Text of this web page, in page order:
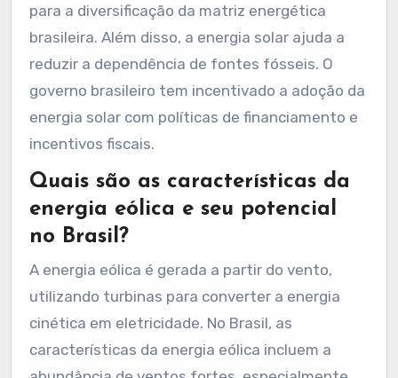
para a diversificação da matriz energética
brasileira. Além disso, a energia solar ajuda a
reduzir a dependência de fontes fósseis. O
governo brasileiro tem incentivado a adoção da
energia solar com políticas de financiamento e
incentivos fiscais.
Quais são as características da
energia eólica e seu potencial
no Brasil?
A energia eólica é gerada a partir do vento,
utilizando turbinas para converter a energia
cinética em eletricidade. No Brasil, as
características da energia eólica incluem a